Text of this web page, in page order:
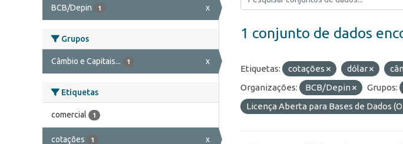
BCB/Depin 1 x
Grupos
Câmbio e Capitais... 1 x
Etiquetas
comercial 1
cotações 1 x
1 conjunto de dados
Etiquetas: cotações dólar
Organizações:
BCB/Depin Grupos:
Licença Aberta para Bases de Dados